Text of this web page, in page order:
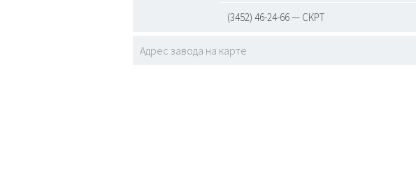
(3452) 46-24-66 — СКРТ
Адрес завода на карте